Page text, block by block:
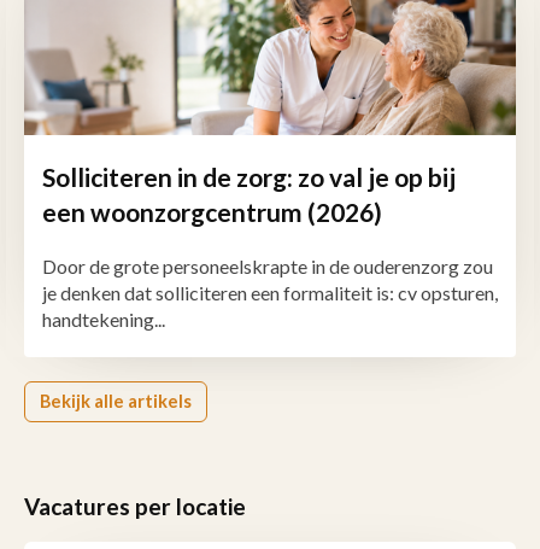
Solliciteren in de zorg: zo val je op bij
een woonzorgcentrum (2026)
Door de grote personeelskrapte in de ouderenzorg zou
je denken dat solliciteren een formaliteit is: cv opsturen,
handtekening...
Bekijk alle artikels
Vacatures per locatie